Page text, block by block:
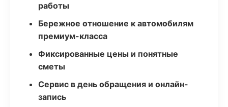
работы
Бережное отношение к автомобилям
премиум-класса
Фиксированные цены и понятные
сметы
Сервис в день обращения и онлайн-
запись